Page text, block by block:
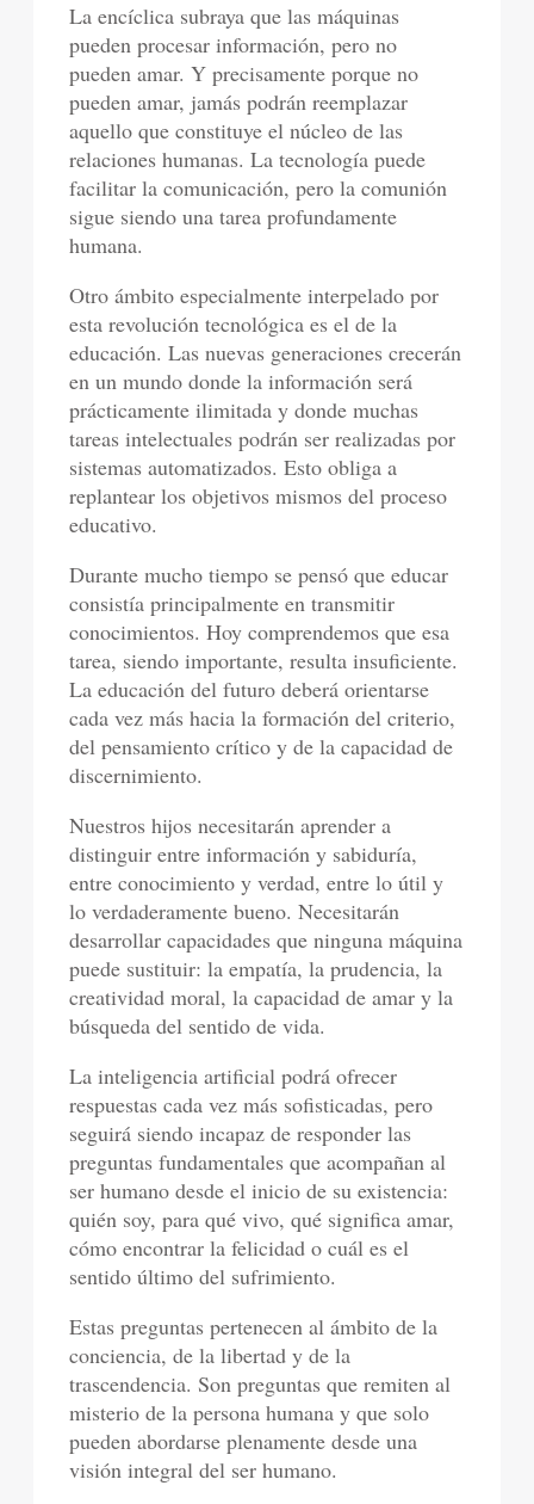
La encíclica subraya que las máquinas
pueden procesar información, pero no
pueden amar. Y precisamente porque no
pueden amar, jamás podrán reemplazar
aquello que constituye el núcleo de las
relaciones humanas. La tecnología puede
facilitar la comunicación, pero la comunión
sigue siendo una tarea profundamente
humana.
Otro ámbito especialmente interpelado por
esta revolución tecnológica es el de la
educación. Las nuevas generaciones crecerán
en un mundo donde la información será
prácticamente ilimitada y donde muchas
tareas intelectuales podrán ser realizadas por
sistemas automatizados. Esto obliga a
replantear los objetivos mismos del proceso
educativo.
Durante mucho tiempo se pensó que educar
consistía principalmente en transmitir
conocimientos. Hoy comprendemos que esa
tarea, siendo importante, resulta insuficiente.
La educación del futuro deberá orientarse
cada vez más hacia la formación del criterio,
del pensamiento crítico y de la capacidad de
discernimiento.
Nuestros hijos necesitarán aprender a
distinguir entre información y sabiduría,
entre conocimiento y verdad, entre lo útil y
lo verdaderamente bueno. Necesitarán
desarrollar capacidades que ninguna máquina
puede sustituir: la empatía, la prudencia, la
creatividad moral, la capacidad de amar y la
búsqueda del sentido de vida.
La inteligencia artificial podrá ofrecer
respuestas cada vez más sofisticadas, pero
seguirá siendo incapaz de responder las
preguntas fundamentales que acompañan al
ser humano desde el inicio de su existencia:
quién soy, para qué vivo, qué significa amar,
cómo encontrar la felicidad o cuál es el
sentido último del sufrimiento.
Estas preguntas pertenecen al ámbito de la
conciencia, de la libertad y de la
trascendencia. Son preguntas que remiten al
misterio de la persona humana y que solo
pueden abordarse plenamente desde una
visión integral del ser humano.